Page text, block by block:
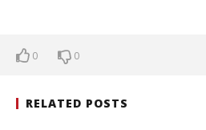
0 0
RELATED POSTS